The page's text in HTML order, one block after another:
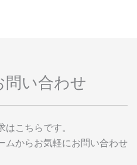
問い合わせ
こちらです。
ムからお気軽にお問い合わせ